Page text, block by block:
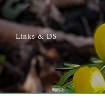
Links & DS